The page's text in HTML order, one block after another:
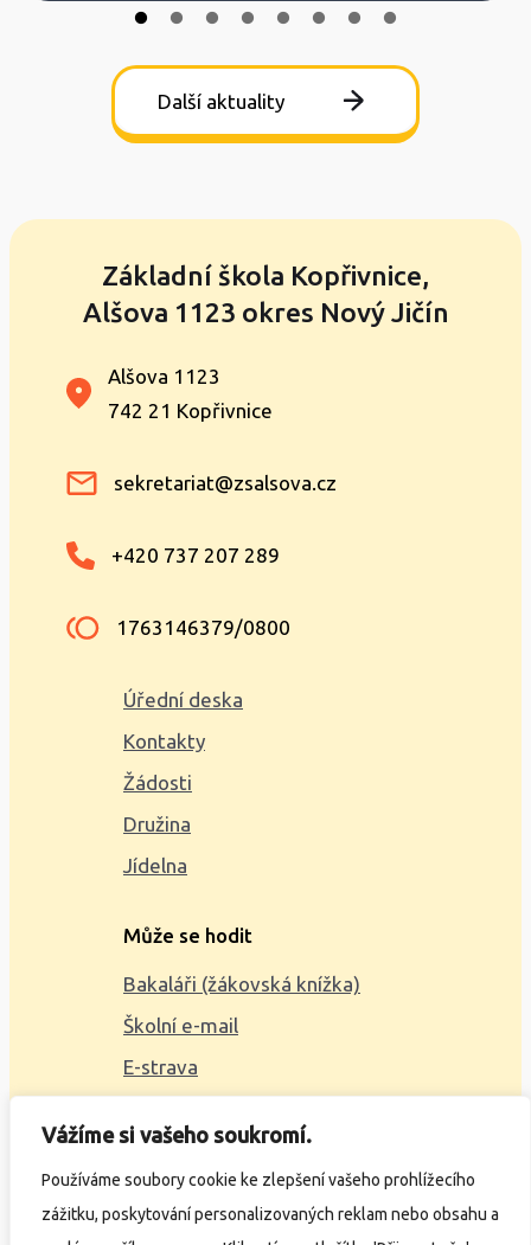
Vážíme si vašeho soukromí.
Používáme soubory cookie ke zlepšení vašeho prohlížecího
zážitku, poskytování personalizovaných reklam nebo obsahu a
Další aktuality
Základní škola Kopřivnice,
Alšova 1123 okres Nový Jičín
Alšova 1123
742 21 Kopřivnice
sekretariat@zsalsova.cz
+420 737 207 289
1763146379/0800
Úřední deska
Kontakty
Žádosti
Družina
Jídelna
Může se hodit
Bakaláři (žákovská knížka)
Školní e-mail
E-strava
2023 © ZŠ Alšova, vytvořilWčil.cz
Ochrana osobních údajů